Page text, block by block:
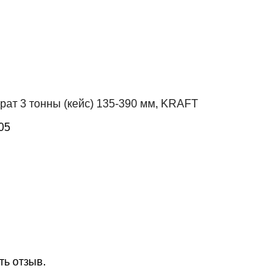
3 тонны (кейс) 135-390 мм, KRAFT
отзыв.